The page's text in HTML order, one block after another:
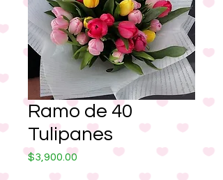
Ramo de 40
Tulipanes
$3,900.00Precio